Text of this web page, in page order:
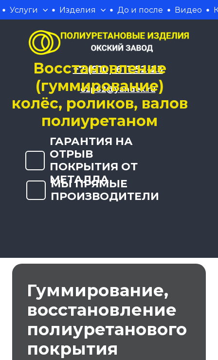
Услуги Изделия До и после Видео
+7 (910) 611-52-23
ozp62@yandex.ru
Восстановление
(гуммирование)
колёс, роликов, валов
полиуретаном
ГАРАНТИЯ НА
ОТРЫВ
ПОКРЫТИЯ ОТ
МЕТАЛЛА
МЫ ПРЯМЫЕ
ПРОИЗВОДИТЕЛИ
Гуммирование,
восстановление
полиуретанового
покрытия